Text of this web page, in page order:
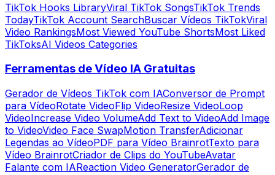
TikTok Hooks LibraryViral TikTok SongsTikTok Trends
TodayTikTok Account SearchBuscar Vídeos TikTokViral
Video RankingsMost Viewed YouTube ShortsMost Liked
TikToksAI Videos Categories
Ferramentas de Vídeo IA Gratuitas
Gerador de Vídeos TikTok com IAConversor de Prompt
para VídeoRotate VideoFlip VideoResize VideoLoop
VideoIncrease Video VolumeAdd Text to VideoAdd Image
to VideoVideo Face SwapMotion TransferAdicionar
Legendas ao VídeoPDF para Vídeo BrainrotTexto para
Vídeo BrainrotCriador de Clips do YouTubeAvatar
Falante com IAReaction Video GeneratorGerador de